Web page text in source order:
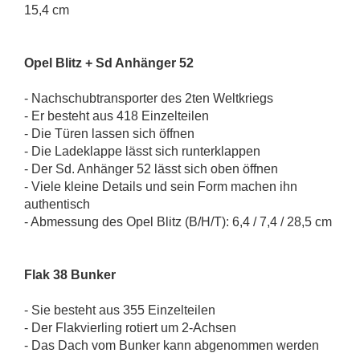
15,4 cm
Opel Blitz + Sd Anhänger 52
- Nachschubtransporter des 2ten Weltkriegs
- Er besteht aus 418 Einzelteilen
- Die Türen lassen sich öffnen
- Die Ladeklappe lässt sich runterklappen
- Der Sd. Anhänger 52 lässt sich oben öffnen
- Viele kleine Details und sein Form machen ihn
authentisch
- Abmessung des Opel Blitz (B/H/T): 6,4 / 7,4 / 28,5 cm
Flak 38 Bunker
- Sie besteht aus 355 Einzelteilen
- Der Flakvierling rotiert um 2-Achsen
- Das Dach vom Bunker kann abgenommen werden